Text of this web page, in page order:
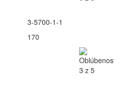
3-5700-1-1
170